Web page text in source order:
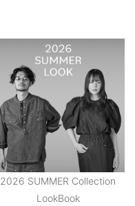
2026 SUMMER Collection
LookBook